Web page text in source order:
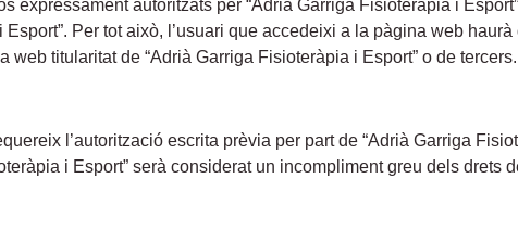
expressament autoritzats per “Adrià Garriga Fisioteràpia i
Per tot això, l’usuari que accedeixi a la pàgina web
titularitat de “Adrià Garriga Fisioteràpia i Esport” o de tercers.
l’autorització escrita prèvia per part de “Adrià Garriga
i Esport” serà considerat un incompliment greu dels drets